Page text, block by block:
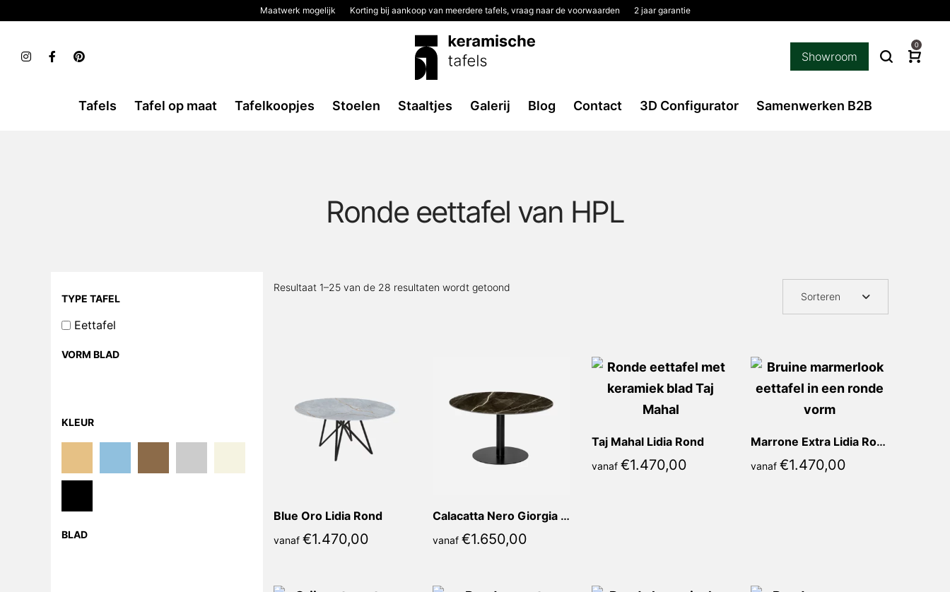
Maatwerk mogelijk Korting bij aankoop van meerdere tafels, vraag naar de voorwaarden 2 jaar garantie
Showroom
0
Tafels Tafel op maat Tafelkoopjes Stoelen Staaltjes Galerij Blog Contact 3D Configurator Samenwerken B2B
Ronde eettafel van HPL
Resultaat 1–25 van de 28 resultaten wordt getoond
Sorteren
Blue Oro Lidia Rond
vanaf €1.470,00
Calacatta Nero Giorgia Rond
vanaf €1.650,00
Taj Mahal Lidia Rond
vanaf €1.470,00
Marrone Extra Lidia Rond
vanaf €1.470,00
TYPE TAFEL
Eettafel
VORM BLAD
KLEUR
BLAD